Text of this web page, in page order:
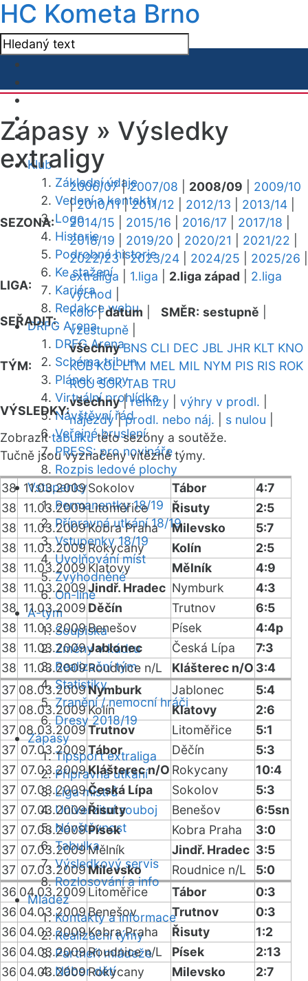
HC Kometa Brno
Klub
Základní údaje
Vedení a kontakty
Logo
Historie
Podrobná historie
Ke stažení
Kariéra
Redakce webu
DRFG Arena
DRFG Arena
Schéma tribun
Plánek areny
Virtuální prohlídka
Návštěvní řád
Veřejné bruslení
PRESS: pro novináře
Rozpis ledové plochy
Vstupenky
Permanentky 18/19
Přípravná utkání 18/19
Vstupenky 18/19
Uvolňování míst
Zvýhodněné
On-line
A-tým
Soupiska
Změny v kádru
Realizační tým
Statistiky
Zranění / nemocní hráči
Dresy 2018/19
Zápasy
Tipsport extraliga
Přípravná utkání
Liga mistrů
Univerzitní souboj
Návštěvnost
Tabulka
Výsledkový servis
Rozlosování a info
Mládež
Kontakty a informace
Realizační týmy
Partneři mládeže
Nábor dětí
Zápasy » Výsledky
extraligy
SEZONA:
2006/07|2007/08 2008/09
2009/10
|2010/11|2011/12 2012/13 2013/14
2014/15
2015/16 2016/17 2017/18
2018/19
2019/20 2020/21 2021/22
2022/23|2023/24 2024/25 2025/26
LIGA:
extraliga 1.liga 2.liga západ
2.liga
východ
SEŘADIT:
kolo|datum SMĚR: sestupně
vzestupně
TÝM:
všechny BNS CLI DEC JBL JHR KLT KNO
KOB KOL LTM MEL MIL NYM PIS RIS ROK
ROU SOK TAB TRU
VÝSLEDKY:
všechny|remízy výhry v prodl.
nájezdy|prodl. nebo náj. s nulou
Zobrazittabulkutéto sezóny a soutěže.
Tučně jsou vyznačeny vítězné týmy.
38 11.03.2009Sokolov Tábor
4:7
38 11.03.2009Litoměřice Řisuty
2:5
38 11.03.2009Kobra Praha Milevsko
5:7
38 11.03.2009Rokycany Kolín
2:5
38 11.03.2009 Klatovy Mělník
4:9
38 11.03.2009Jindř. Hradec Nymburk
4:3
38 11.03.2009 Děčín Trutnov
6:5
38 11.03.2009Benešov Písek
4:4p
38 11.03.2009Jablonec Česká Lípa
7:3
38 11.03.2009Roudnice n/L Klášterec n/O 3:4
37 08.03.2009Nymburk Jablonec
5:4
37 08.03.2009Kolín Klatovy
2:6
37 08.03.2009Trutnov Litoměřice
5:1
37 07.03.2009Tábor Děčín
5:3
37 07.03.2009Klášterec n/O Rokycany
10:4
37 07.03.2009Česká Lípa Sokolov
5:3
37 07.03.2009Řisuty Benešov
6:5sn
37 07.03.2009Písek Kobra Praha
3:0
37 07.03.2009Mělník Jindř. Hradec 3:5
37 07.03.2009Milevsko Roudnice n/L
5:0
36 04.03.2009 Litoměřice Tábor
0:3
36 04.03.2009Benešov Trutnov
0:3
36 04.03.2009Kobra Praha Řisuty
1:2
36 04.03.2009Roudnice n/L Písek
2:13
36 04.03.2009Rokycany Milevsko
2:7